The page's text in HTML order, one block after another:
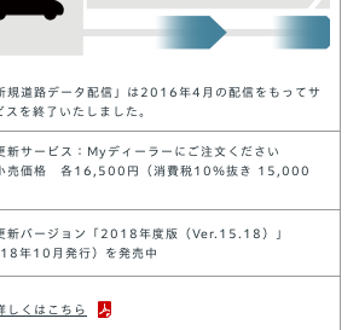
規道路データ配信」は2016年4月の配信をもってサ
スを終了いたしました。
新サービス：Myディーラーにご注文ください
売価格 各16,500円（消費税10％抜き 15,000
新バージョン「2018年度版（Ver.15.18）」
年10月発行）を発売中
しくはこちら